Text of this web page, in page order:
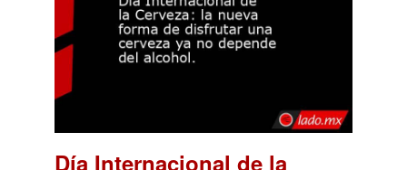
Día Internacional de la